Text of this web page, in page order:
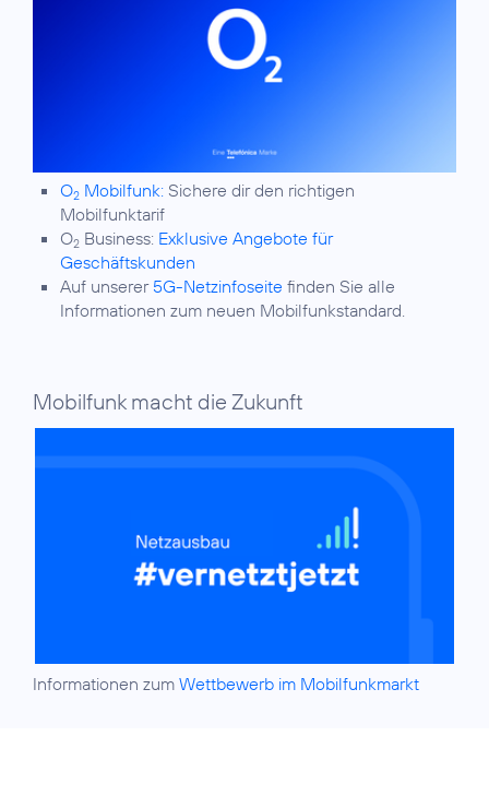
O2 Mobilfunk: Sichere dir den richtigen
Mobilfunktarif
O2 Business: Exklusive Angebote für
Geschäftskunden
Auf unserer 5G-Netzinfoseite finden Sie alle
Informationen zum neuen Mobilfunkstandard.
Mobilfunk macht die Zukunft
Informationen zum Wettbewerb im Mobilfunkmarkt